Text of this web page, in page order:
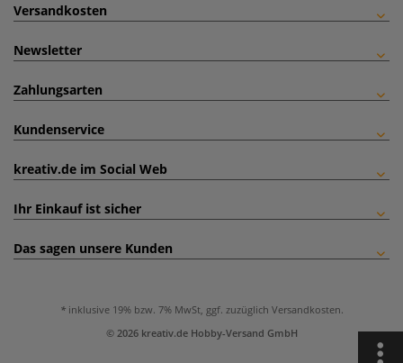
Versandkosten
Newsletter
Zahlungsarten
Kundenservice
kreativ.de im Social Web
Ihr Einkauf ist sicher
Das sagen unsere Kunden
inklusive 19% bzw. 7% MwSt, ggf. zuzüglich Versandkosten.
© 2026 kreativ.de Hobby-Versand GmbH